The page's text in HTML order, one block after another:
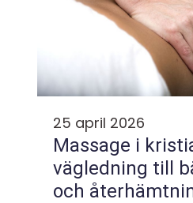
25 april 2026
Massage i
vägledning till
och